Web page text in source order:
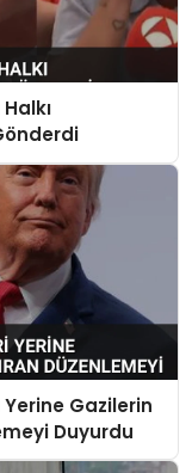
Gazilerin
Duyurdu